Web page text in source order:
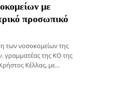
με
προσωπικό
των νοσοκομείων της
γραμματέας της ΚΟ της
Κέλλας, με...